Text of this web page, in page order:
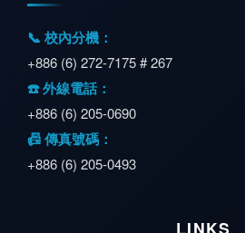
📞 校內分機：
+886 (6) 272-7175 # 267
☎️ 外線電話：
+886 (6) 205-0690
📠 傳真號碼：
+886 (6) 205-0493
LINKS